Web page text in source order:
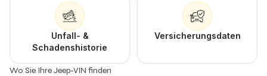
Unfall- &
Schadenshistorie
Versicherungsdaten
Wo Sie Ihre Jeep-VIN finden